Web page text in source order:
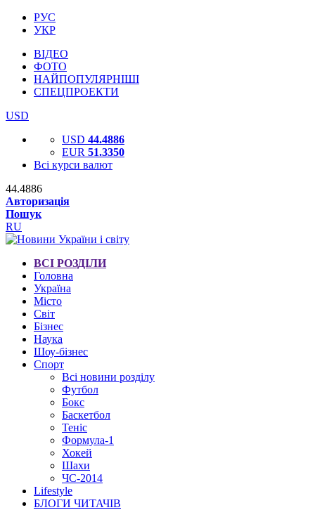
РУС
УКР
ВІДЕО
ФОТО
НАЙПОПУЛЯРНІШІ
СПЕЦПРОЕКТИ
USD
USD 44.4886
EUR 51.3350
Всі курси валют
44.4886
Авторизація
Пошук
RU
ВСІ РОЗДІЛИ
Головна
Україна
Місто
Світ
Бізнес
Наука
Шоу-бізнес
Спорт
Всі новини розділу
Футбол
Бокс
Баскетбол
Теніс
Формула-1
Хокей
Шахи
ЧС-2014
Lifestyle
БЛОГИ ЧИТАЧІВ